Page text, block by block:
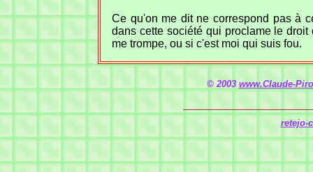
Ce qu'on me dit ne correspond pas à
dans cette société qui proclame le
me trompe, ou si c'est moi qui suis fou.
© 2003 www.Claude-
retejo-